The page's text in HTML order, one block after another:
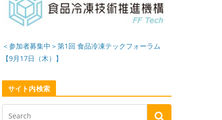
＜参加者募集中＞第1回 食品冷凍テックフォーラム
【9月17日（木）】
サイト内検索